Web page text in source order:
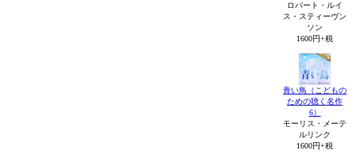
ロバート・ルイ
ス・スティーヴン
ソン
1600円+税
青い鳥（こどもの
ための聴く名作
6）
モーリス・メーテ
ルリンク
1600円+税